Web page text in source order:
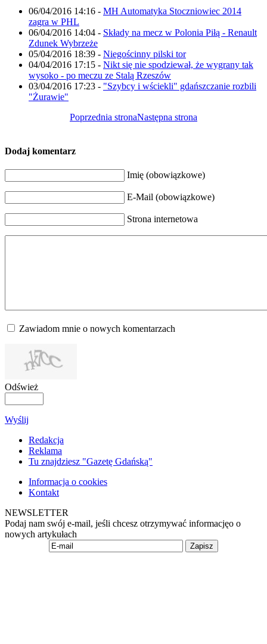
06/04/2016 14:16 - MH Automatyka Stoczniowiec 2014
zagra w PHL
06/04/2016 14:04 - Składy na mecz w Polonia Piłą - Renault
Zdunek Wybrzeże
05/04/2016 18:39 - Niegościnny pilski tor
04/04/2016 17:15 - Nikt się nie spodziewał, że wygrany tak
wysoko - po meczu ze Stalą Rzeszów
03/04/2016 17:23 - "Szybcy i wściekli" gdańszczanie rozbili
"Żurawie"
Poprzednia stronaNastępna strona
Dodaj komentarz
Imię (obowiązkowe)
E-Mail (obowiązkowe)
Strona internetowa
Zawiadom mnie o nowych komentarzach
Odśwież
Wyślij
Redakcja
Reklama
Tu znajdziesz "Gazetę Gdańską"
Informacja o cookies
Kontakt
NEWSLETTER
Podaj nam swój e-mail, jeśli chcesz otrzymywać informacjęo o
nowych artykułach
Zapisz